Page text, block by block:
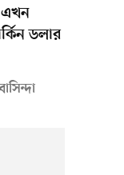
এখন
ডলার